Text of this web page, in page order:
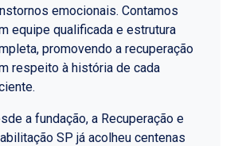
emocionais. Contamos
equipe qualificada e estrutura
promovendo a recuperação
respeito à história de cada
a fundação, a Recuperação e
SP já acolheu centenas